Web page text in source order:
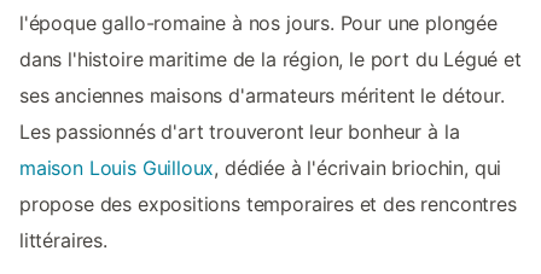
l'époque gallo-romaine à nos jours. Pour une plongée
dans l'histoire maritime de la région, le port du Légué et
ses anciennes maisons d'armateurs méritent le détour.
Les passionnés d'art trouveront leur bonheur à la
maison Louis Guilloux, dédiée à l'écrivain briochin, qui
propose des expositions temporaires et des rencontres
littéraires.